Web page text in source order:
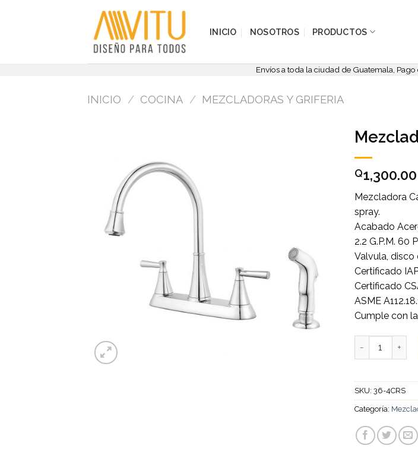
INICIO NOSOTROS PRODUCTOS
Envíos a toda la ciudad de Guatemala,
INICIO / COCINA / MEZCLADORAS Y GRIFERIA
Q1,300.00
Mezcladora
spray.
Acabado
2.2 G.P.M. 60
Valvula, disco
Certificado
Certificado
ASME
Cumple con la
Mezcladora
SKU: 36-4CRS
Categoría: